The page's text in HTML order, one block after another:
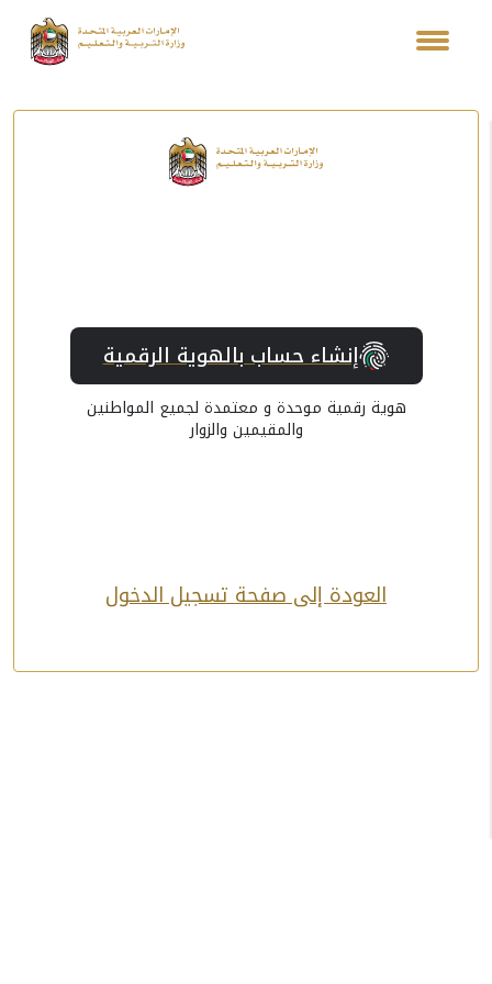
إنشاء حساب بالهوية الرقمية
هوية رقمية موحدة و معتمدة لجميع المواطنين
والمقيمين والزوار
العودة إلى صفحة تسجيل الدخول